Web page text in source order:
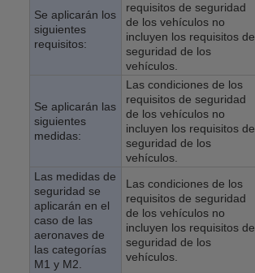
Se aplicarán los
siguientes
requisitos:
requisitos de seguridad
de los vehículos no
incluyen los requisitos de
seguridad de los
vehículos.
Se aplicarán las
siguientes
medidas:
Las condiciones de los
requisitos de seguridad
de los vehículos no
incluyen los requisitos de
seguridad de los
vehículos.
Las medidas de
seguridad se
aplicarán en el
caso de las
aeronaves de
las categorías
M1 y M2.
Las condiciones de los
requisitos de seguridad
de los vehículos no
incluyen los requisitos de
seguridad de los
vehículos.